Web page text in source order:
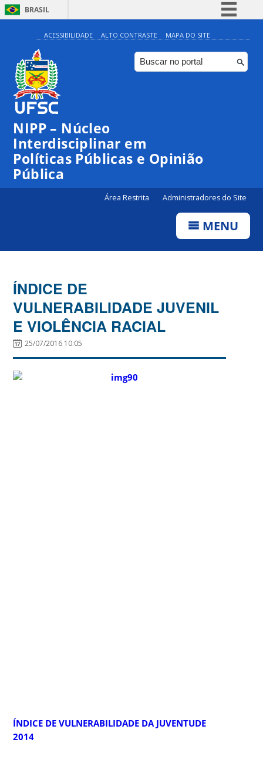
BRASIL
Simplifique!
Comunica BR
Participe
ACESSIBILIDADE ALTO CONTRASTE MAPA DO SITE
NIPP – Núcleo
Interdisciplinar em
Políticas Públicas e Opinião
Pública
Área Restrita Administradores do Site
MENU
ÍNDICE DE
VULNERABILIDADE JUVENIL
E VIOLÊNCIA RACIAL
25/07/2016 10:05
ÍNDICE DE VULNERABILIDADE DA JUVENTUDE
2014